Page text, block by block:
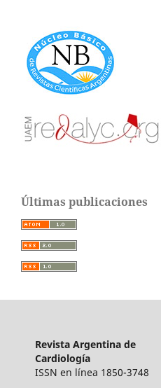
Últimas publicaciones
Revista Argentina de
Cardiología
ISSN en línea 1850-3748